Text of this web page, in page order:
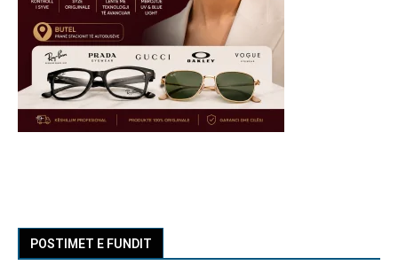
POSTIMET E FUNDIT